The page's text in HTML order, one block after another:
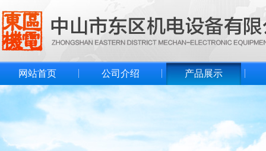
网站首页 公司介绍 产品展示